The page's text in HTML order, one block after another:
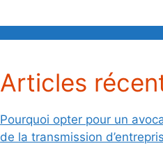
Articles
Pourquoi opter pour un
de la transmission